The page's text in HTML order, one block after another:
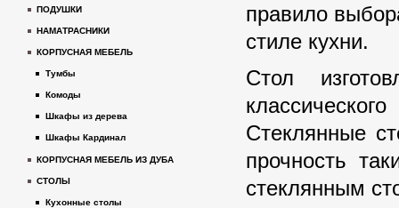
правило
стиле кухни.
Стол
Стеклянные
прочность
стеклянным
ПОДУШКИ
НАМАТРАСНИКИ
КОРПУСНАЯ МЕБЕЛЬ
Тумбы
Комоды
Шкафы из дерева
Шкафы Кардинал
КОРПУСНАЯ МЕБЕЛЬ ИЗ ДУБА
СТОЛЫ
Кухонные столы